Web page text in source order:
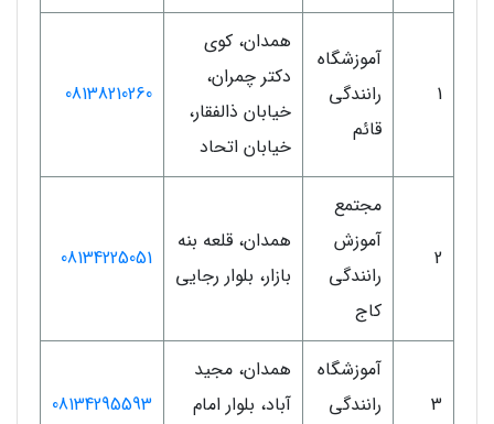
1
آموزشگاه
رانندگی
قائم
همدان، کوی
دکتر چمران،
خیابان ذالفقار،
خیابان اتحاد
08138210260
2
مجتمع
آموزش
رانندگی
کاج
همدان، قلعه بنه
بازار، بلوار رجایی
08134225051
3
آموزشگاه
رانندگی
همدان، مجید
آباد، بلوار امام
08134295593